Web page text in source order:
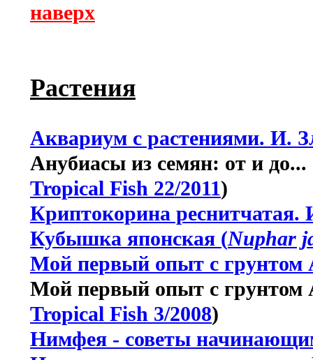
наверх
Растения
Аквариум с растениями. И.
Анубиасы из семян: от и
Tropical Fish 22/2011)
Криптокорина реснитчатая.
Кубышка японская (Nuphar
Мой первый опыт с
Мой первый опыт с грунтом
Tropical Fish 3/2008)
Нимфея - советы